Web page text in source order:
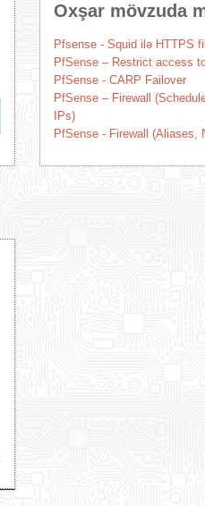
Oxşar mövzuda
Pfsense - Squid ilə HTTPS
PfSense – Restrict access
PfSense - CARP Failover
PfSense – Firewall
IPs)
PfSense - Firewall (Aliases,